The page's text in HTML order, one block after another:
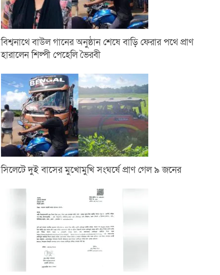
বিশ্বনাথে বাউল গানের অনুষ্ঠান শেষে বাড়ি ফেরার পথে প্রাণ
হারালেন শিল্পী পেহেলি ভৈরবী
সিলেটে দুই বাসের মুখোমুখি সংঘর্ষে প্রাণ গেল ৯ জনের